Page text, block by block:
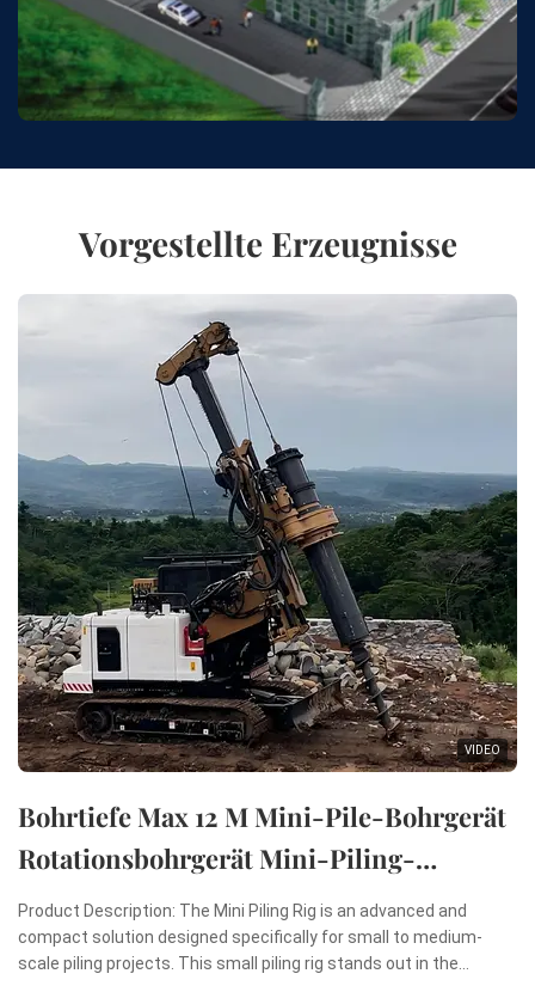
Vorgestellte Erzeugnisse
VIDEO
Bohrtiefe Max 12 M Mini-Pile-Bohrgerät
Rotationsbohrgerät Mini-Piling-
Maschine
Product Description: The Mini Piling Rig is an advanced and
compact solution designed specifically for small to medium-
scale piling projects. This small piling rig stands out in the